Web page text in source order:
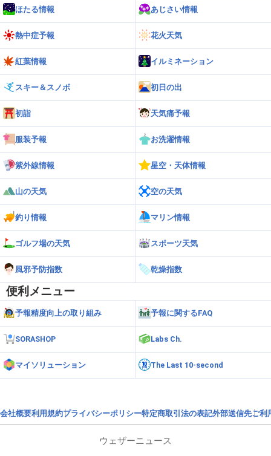
ほたる情報 あじさい情報
熱中症予報 花火天気
紅葉情報 イルミネーション
スキー＆スノボ 初日の出
初詣 天気痛予報
服装予報 お洗濯情報
紫外線情報 星空・天体情報
山の天気 空の天気
釣り情報 マリン情報
ゴルフ場の天気 スポーツ天気
風邪予防指数 乾燥指数
便利メニュー
予報精度向上の取り組み 予報に関するFAQ
SORASHOP Labs Ch.
マイソリューション The Last 10-second
会社概要利用規約プライバシーポリシー特定商取引法の表記外部送信先ご利
ウェザーニュース